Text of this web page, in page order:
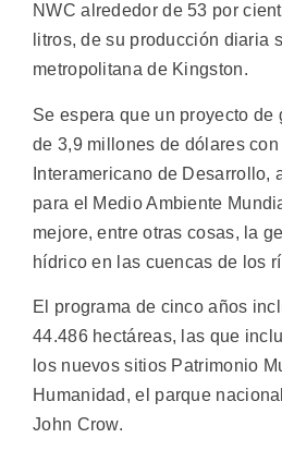
NWC alrededor de 53 por
litros, de su producción diaria
metropolitana de Kingston.
Se espera que un proyecto de
de 3,9 millones de dólares
Interamericano de Desarrollo,
para el Medio Ambiente
mejore, entre otras cosas, la
hídrico en las cuencas de los
El programa de cinco años
44.486 hectáreas, las que
los nuevos sitios Patrimonio
Humanidad, el parque
John Crow.